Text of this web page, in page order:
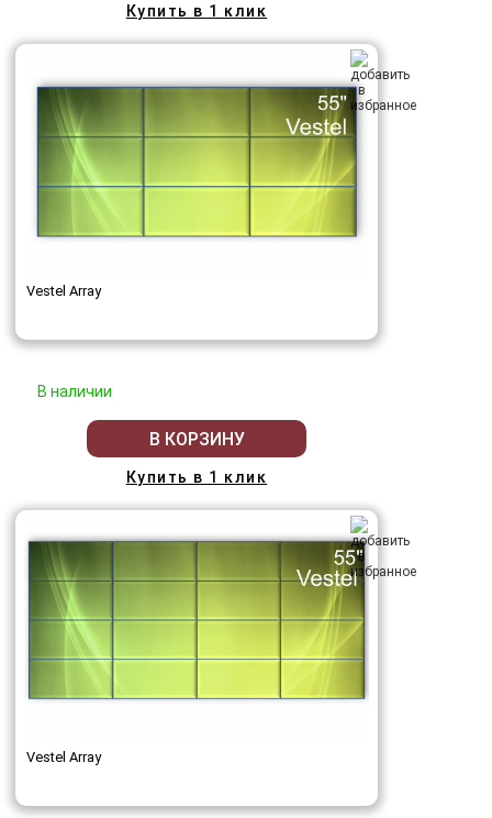
Купить в 1 клик
Vestel Array
В наличии
В КОРЗИНУ
Купить в 1 клик
Vestel Array